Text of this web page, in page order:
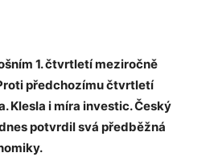
1. čtvrtletí meziročně
předchozímu čtvrtletí
Klesla i míra investic. Český
potvrdil svá předběžná